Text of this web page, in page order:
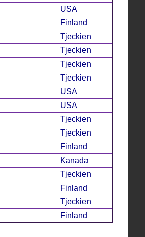
USA
Finland
Tjeckien
Tjeckien
Tjeckien
Tjeckien
USA
USA
Tjeckien
Tjeckien
Finland
Kanada
Tjeckien
Finland
Tjeckien
Finland